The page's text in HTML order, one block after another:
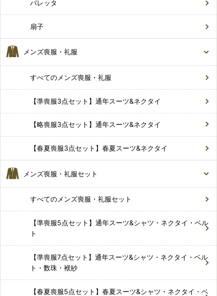
バレッタ
扇子
メンズ喪服・礼服
すべてのメンズ喪服・礼服
【準喪服3点セット】通年スーツ&ネクタイ
【略喪服3点セット】通年スーツ&ネクタイ
【春夏喪服3点セット】春夏スーツ&ネクタイ
メンズ喪服・礼服セット
すべてのメンズ喪服・礼服セット
【準喪服5点セット】通年スーツ&シャツ・ネクタイ・ベル
ト
【準喪服7点セット】通年スーツ&シャツ・ネクタイ・ベル
ト・数珠・袱紗
【春夏喪服5点セット】春夏スーツ&シャツ・ネクタイ・ベ